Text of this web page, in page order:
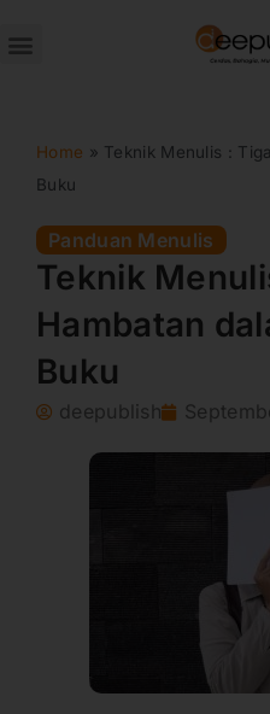
ke
Home » Teknik Menulis :
Buku
Panduan Menulis
Teknik
Hambatan
Buku
deepublish